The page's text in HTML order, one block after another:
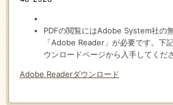
PDFの閲覧にはAdobe System社の
「Adobe Reader」が必要です。下
ウンロードページから入手してくださ
Adobe Readerダウンロード